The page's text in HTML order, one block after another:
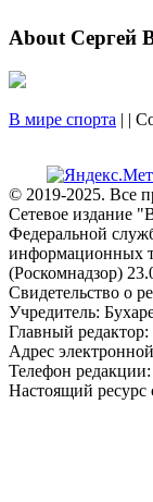
About Сергей
В мире спорта | |
© 2019-2025. Все
Сетевое издание
Федеральной
информационных
(Роскомнадзор)
Свидетельство о
Учредитель:
Главный
Адрес
Телефон
Настоящий ресурс